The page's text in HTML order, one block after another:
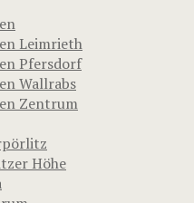
Leimrieth
Pfersdorf
Wallrabs
Zentrum
Höhe